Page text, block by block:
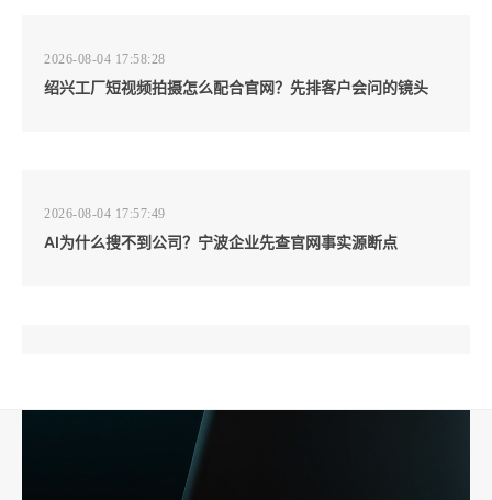
2026-08-04 17:58:28
绍兴工厂短视频拍摄怎么配合官网？先排客户会问的镜头
2026-08-04 17:57:49
AI为什么搜不到公司？宁波企业先查官网事实源断点